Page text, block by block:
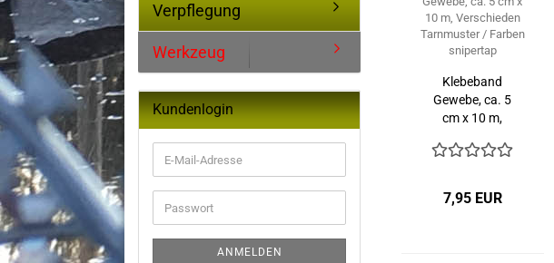
Klebeband
Gewebe, ca. 5
cm x 10 m,
Tarnmuster /
snipertap
7,95 EUR
Verpflegung
Werkzeug
Kundenlogin
E-
Mail-
Adresse
Passwort
ANMELDEN